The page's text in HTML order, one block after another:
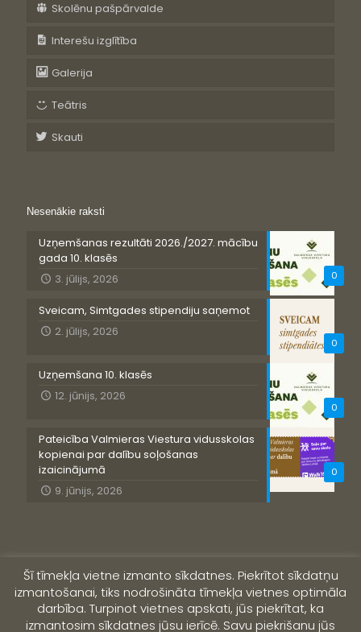
Skolēnu pašpārvalde
Interešu izglītība
Galerija
Teātris
Skauti
Nesenākie raksti
0
Uzņemšanas rezultāti 2026./2027. mācību
gada 10. klasēs
3. jūlijs, 2026
0
Sveicam, Simtgades stipendiju saņemot
2. jūlijs, 2026
0
Uzņemšana 10. klasēs
12. jūnijs, 2026
0
Pateicība Valmieras Viestura vidusskolas
kopienai par dalību soļošanas
izaicinājumā
9. jūnijs, 2026
Šī tīmekļa vietne izmanto sīkdatnes. Piekrītot sīkdatņu
izmantošanai, tiks nodrošināta tīmekļa vietnes optimāla
darbība. Turpinot vietnes apskati, jūs piekrītat, ka
izmantosim sīkdatnes jūsu ierīcē. Savu piekrišanu jūs